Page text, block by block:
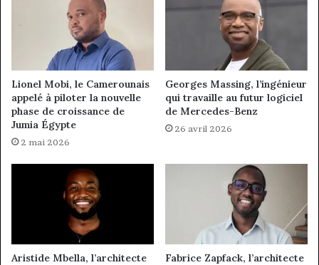
Lionel Mobi, le Camerounais
appelé à piloter la nouvelle
phase de croissance de
Jumia Égypte
2 mai 2026
Georges Massing, l’ingénieur
qui travaille au futur logiciel
de Mercedes-Benz
26 avril 2026
Aristide Mbella, l’architecte
Fabrice Zapfack, l’architecte